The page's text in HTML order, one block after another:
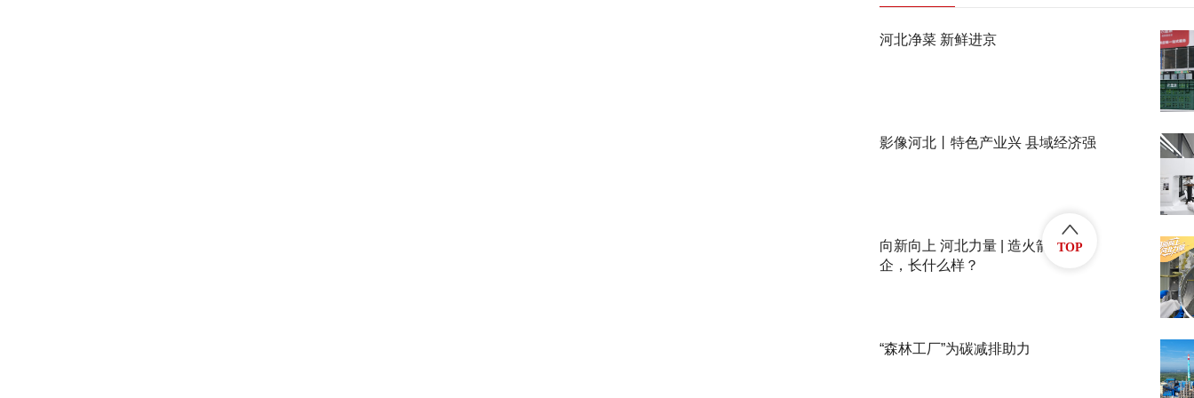
河北净菜 新鲜进京
影像河北丨特色产业兴 县域经济强
向新向上 河北力量 | 造火箭的民
企，长什么样？
“森林工厂”为碳减排助力
TOP